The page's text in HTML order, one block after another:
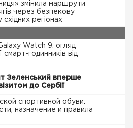
змінила маршрути
через безпекову
східних регіонах
Watch 9: огляд
смарт-годинників від
Зеленський вперше
до Сербії
спортивной обуви:
назначение и правила